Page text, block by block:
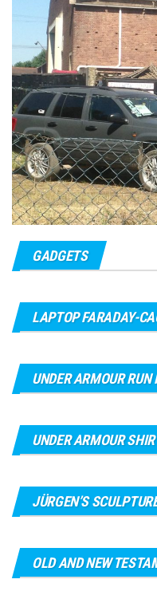
GADGETS
LAPTOP FARADAY-
UNDER ARMOUR
UNDER ARMOUR
JÜRGEN’S
OLD AND NEW